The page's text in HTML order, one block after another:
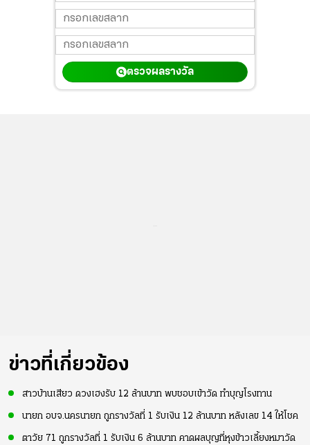
ตรวจผลรางวัล
ข่าวที่เกี่ยวข้อง
สาวบ้านเสียว ดวงเฮงรับ 12 ล้านบาท พบชอบเข้าวัด ทำบุญโรงทาน
นายก อบจ.นครนายก ถูกรางวัลที่ 1 รับเงิน 12 ล้านบาท หลังเลข 14 ให้โชค
ตาวัย 71 ถูกรางวัลที่ 1 รับเงิน 6 ล้านบาท คาดผลบุญที่หุงข้าวเลี้ยงหมาวัด